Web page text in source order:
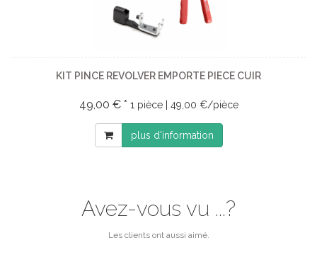
KIT PINCE REVOLVER EMPORTE PIECE CUIR
49,00 € * 1 pièce | 49,00 €/pièce
plus d'information
Avez-vous vu ...?
Les clients ont aussi aimé.